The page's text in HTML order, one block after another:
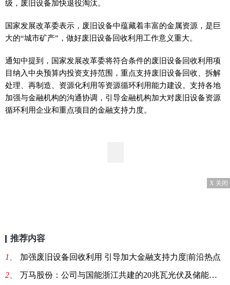
级，废旧设备加快退役淘汰。
国家发展改革委表示，废旧设备中蕴藏着丰富的金属资源，是巨
大的“城市矿产”，做好废旧设备回收利用工作意义重大。
通知中提到，国家发展改革委将符合条件的废旧设备回收利用项
目纳入中央预算内投资支持范围，重点支持废旧设备回收、拆解
处理、再制造、资源化利用等资源循环利用能力建设。支持各地
加强与金融机构的沟通协调，引导金融机构加大对废旧设备资源
循环利用企业和重点项目的金融支持力度。
X 关闭
推荐内容
1、 加强废旧设备回收利用 引导加大金融支持力度|前沿热点
2、 万马股份：公司与国能浙江共建的20兆瓦光伏及储能项目2022年已并网